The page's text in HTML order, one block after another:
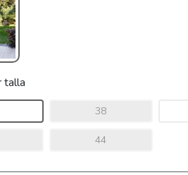
talla
38
44